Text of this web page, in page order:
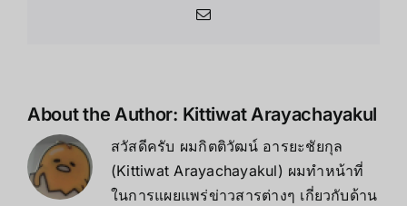
Email
About the Author: Kittiwat Arayachayakul
สวัสดีครับ ผมกิตติวัฒน์ อารยะชัยกุล
(Kittiwat Arayachayakul) ผมทำหน้าที่
ในการแผยแพร่ข่าวสารต่างๆ เกี่ยวกับด้าน